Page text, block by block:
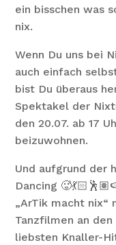
ein bisschen was
nix.
Wenn Du uns bei
auch einfach
bist Du überaus
Spektakel der
den 20.07. ab 17
beizuwohnen.
Und aufgrund der
Dancing
„ArTik macht nix“
Tanzfilmen an
liebsten Knaller-